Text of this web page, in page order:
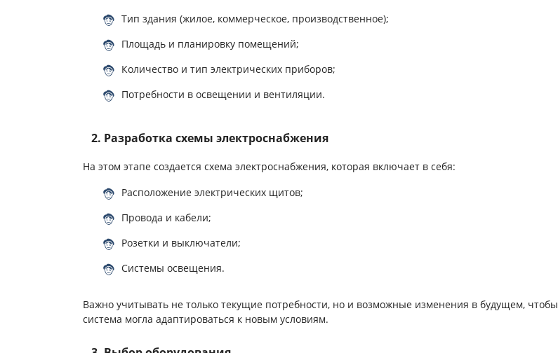
Тип здания (жилое, коммерческое, производственное);
Площадь и планировку помещений;
Количество и тип электрических приборов;
Потребности в освещении и вентиляции.
2. Разработка схемы электроснабжения
На этом этапе создается схема электроснабжения, которая включает в себя:
Расположение электрических щитов;
Провода и кабели;
Розетки и выключатели;
Системы освещения.
Важно учитывать не только текущие потребности, но и возможные изменения в будущем, чтобы
система могла адаптироваться к новым условиям.